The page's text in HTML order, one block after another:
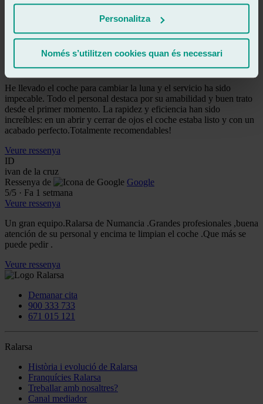
Personalitza
Només s’utilitzen cookies quan és necessari
elena perez
Fa 6 dies
Veure ressenya
He llevado el coche para cambiar la luna y el servicio ha sido
impecable. Todo el personal destaca por su amabilidad y buen trato
desde el primer momento. La rapidez y eficiencia han sido
increíbles: en un abrir y cerrar de ojos el coche estaba listo y con un
acabado perfecto.Totalmente recomendables!
Veure ressenya
ID
ivan de la cruz
Ressenya de
Google
5/5 · Fa 1 setmana
Veure ressenya
Un gran equipo.Ralarsa de Numancia .Grandes profesionales ,buena
atención de su personal y encima te limpian el coche .Que más se
puede pedir .
Veure ressenya
Demanar cita
900 333 733
671 015 121
Ralarsa
Història i evolució de Ralarsa
Franquícies Ralarsa
Treballar amb nosaltres?
Canal mediador